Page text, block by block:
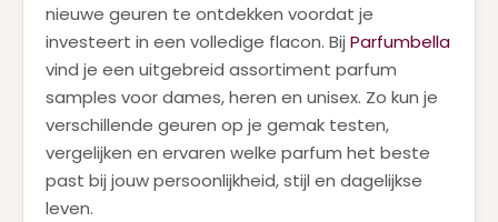
nieuwe geuren te ontdekken voordat je
investeert in een volledige flacon. Bij Parfumbella
vind je een uitgebreid assortiment parfum
samples voor dames, heren en unisex. Zo kun je
verschillende geuren op je gemak testen,
vergelijken en ervaren welke parfum het beste
past bij jouw persoonlijkheid, stijl en dagelijkse
leven.